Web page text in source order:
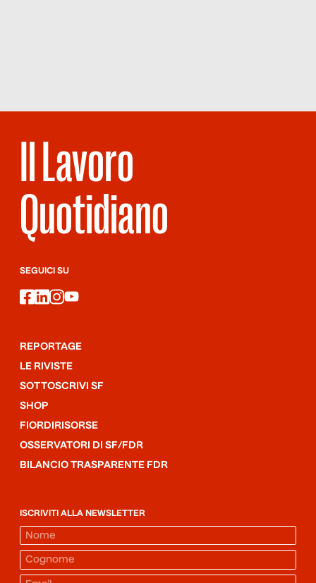
Il Lavoro
Quotidiano
SEGUICI SU
facebook
linkedin
instagram
youtube
REPORTAGE
LE RIVISTE
SOTTOSCRIVI SF
SHOP
FIORDIRISORSE
OSSERVATORI DI SF/FDR
BILANCIO TRASPARENTE FDR
ISCRIVITI ALLA NEWSLETTER